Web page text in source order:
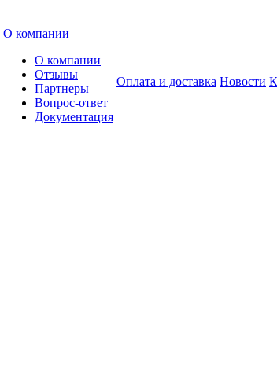
О компании
О компании
Отзывы
Партнеры
Вопрос-ответ
Документация
Оплата и доставка Новости